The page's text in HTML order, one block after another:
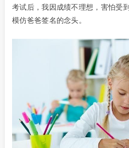
考试后，我因成绩不理想，害怕受
模仿爸爸签名的念头。